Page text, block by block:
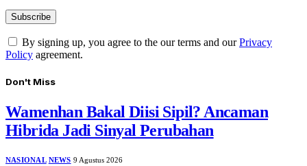
By signing up, you agree to the our terms and ourPrivacy
Policy agreement.
Don't Miss
Wamenhan Bakal Diisi Sipil? Ancaman
Hibrida Jadi Sinyal Perubahan
NASIONAL NEWS 9 Agustus 2026